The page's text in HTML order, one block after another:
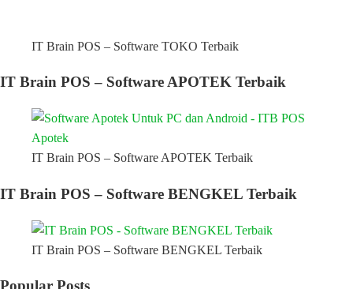
IT Brain POS – Software TOKO Terbaik
IT Brain POS – Software APOTEK Terbaik
IT Brain POS – Software APOTEK Terbaik
IT Brain POS – Software BENGKEL Terbaik
IT Brain POS – Software BENGKEL Terbaik